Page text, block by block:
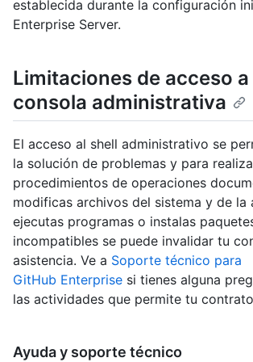
establecida durante la configuración
Enterprise Server.
Limitaciones de acceso a
consola administrativa
El acceso al shell administrativo se
la solución de problemas y para
procedimientos de operaciones
modificas archivos del sistema y de la
ejecutas programas o instalas
incompatibles se puede invalidar tu
asistencia. Ve a Soporte técnico para
GitHub Enterprise si tienes alguna
las actividades que permite tu
Ayuda y soporte técnico